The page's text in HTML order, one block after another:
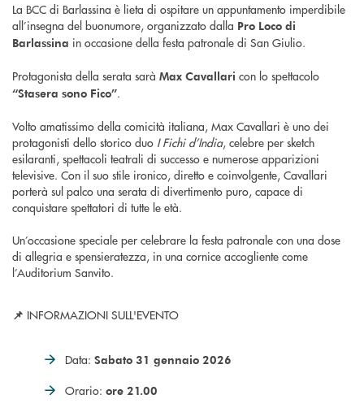
La BCC di Barlassina è lieta di ospitare un appuntamento imperdibile
all’insegna del buonumore, organizzato dalla Pro Loco di
Barlassina in occasione della festa patronale di San Giulio.
Protagonista della serata sarà Max Cavallari con lo spettacolo
“Stasera sono Fico”.
Volto amatissimo della comicità italiana, Max Cavallari è uno dei
protagonisti dello storico duo I Fichi d’India, celebre per sketch
esilaranti, spettacoli teatrali di successo e numerose apparizioni
televisive. Con il suo stile ironico, diretto e coinvolgente, Cavallari
porterà sul palco una serata di divertimento puro, capace di
conquistare spettatori di tutte le età.
Un’occasione speciale per celebrare la festa patronale con una dose
di allegria e spensieratezza, in una cornice accogliente come
l’Auditorium Sanvito.
📌 INFORMAZIONI SULL'EVENTO
Data: Sabato 31 gennaio 2026
Orario: ore 21.00